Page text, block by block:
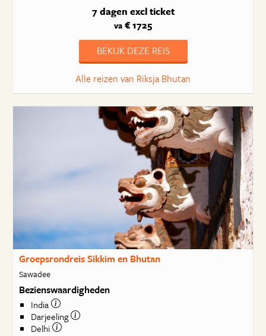
7 dagen excl ticket
va € 1725
BEKIJK DEZE REIS
Alle reizen van Riksja Bhutan
Groepsrondreis Sikkim en Bhutan
Sawadee
Bezienswaardigheden
India
Darjeeling
Delhi